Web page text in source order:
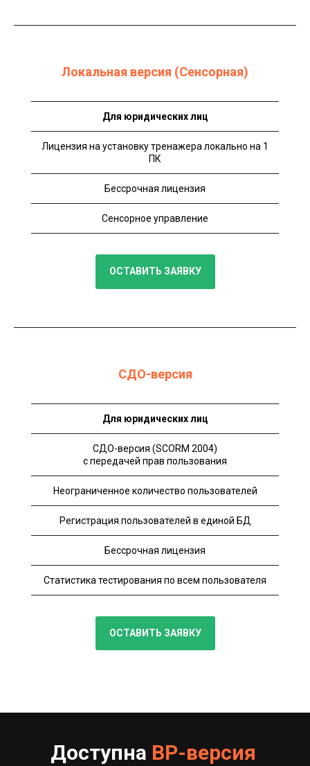
Локальная версия (Сенсорная)
Для юридических лиц
Лицензия на установку тренажера локально на 1
ПК
Бессрочная лицензия
Сенсорное управление
ОСТАВИТЬ ЗАЯВКУ
СДО-версия
Для юридических лиц
СДО-версия (SCORM 2004)
с передачей прав пользования
Неограниченное количество пользователей
Регистрация пользователей в единой БД
Бессрочная лицензия
Статистика тестирования по всем пользователя
ОСТАВИТЬ ЗАЯВКУ
Доступна ВР-версия